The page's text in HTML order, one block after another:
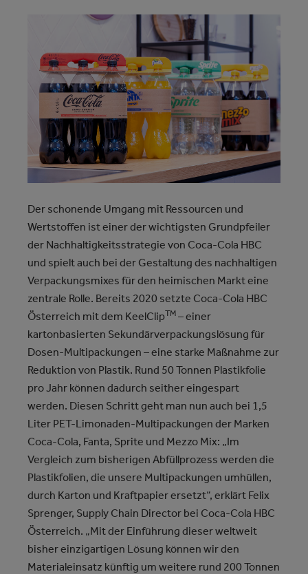
Der schonende Umgang mit Ressourcen und
Wertstoffen ist einer der wichtigsten Grundpfeiler
der Nachhaltigkeitsstrategie von Coca-Cola HBC
und spielt auch bei der Gestaltung des nachhaltigen
Verpackungsmixes für den heimischen Markt eine
zentrale Rolle. Bereits 2020 setzte Coca-Cola HBC
Österreich mit dem KeelClipTM – einer
kartonbasierten Sekundärverpackungslösung für
Dosen-Multipackungen – eine starke Maßnahme zur
Reduktion von Plastik. Rund 50 Tonnen Plastikfolie
pro Jahr können dadurch seither eingespart
werden. Diesen Schritt geht man nun auch bei 1,5
Liter PET-Limonaden-Multipackungen der Marken
Coca-Cola, Fanta, Sprite und Mezzo Mix: „Im
Vergleich zum bisherigen Abfüllprozess werden die
Plastikfolien, die unsere Multipackungen umhüllen,
durch Karton und Kraftpapier ersetzt“, erklärt Felix
Sprenger, Supply Chain Director bei Coca-Cola HBC
Österreich. „Mit der Einführung dieser weltweit
bisher einzigartigen Lösung können wir den
Materialeinsatz künftig um weitere rund 200 Tonnen